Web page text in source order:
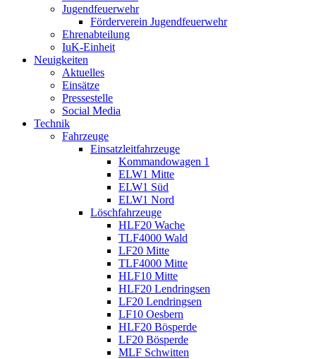
Jugendfeuerwehr
Förderverein Jugendfeuerwehr
Ehrenabteilung
IuK-Einheit
Neuigkeiten
Aktuelles
Einsätze
Pressestelle
Social Media
Technik
Fahrzeuge
Einsatzleitfahrzeuge
Kommandowagen 1
ELW1 Mitte
ELW1 Süd
ELW1 Nord
Löschfahrzeuge
HLF20 Wache
TLF4000 Wald
LF20 Mitte
TLF4000 Mitte
HLF10 Mitte
HLF20 Lendringsen
LF20 Lendringsen
LF10 Oesbern
HLF20 Bösperde
LF20 Bösperde
MLF Schwitten